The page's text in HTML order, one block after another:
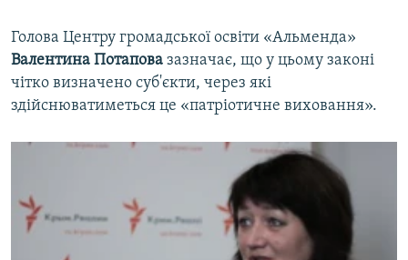
Голова Центру громадської освіти «Альменда»
Валентина Потапова зазначає, що у цьому законі
чітко визначено суб'єкти, через які
здійснюватиметься це «патріотичне виховання».